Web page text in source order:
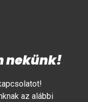
nekünk!
az alábbi